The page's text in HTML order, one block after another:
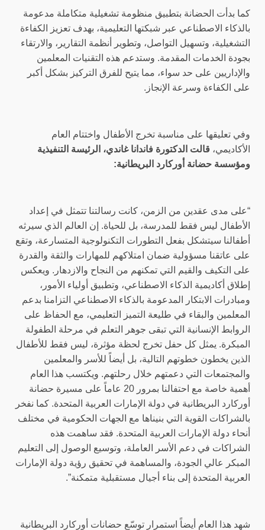
كما بدأت الحضانة بتطبيق منظومة تشغيلية متكاملة مدعومة
بالذكاء الاصطناعي عبر شبكتها التعليمية، بهدف تعزيز الكفاءة
التشغيلية، وتسهيل التواصل، وتطوير أنظمة التقارير، والارتقاء
بجودة الخدمات المقدمة. وستدعم هذه التقنيات المعلمين
والإداريين على حد سواء، مما يتيح للفرق التركيز بشكل أكبر
على الكفاءة وسرعة الإنجاز.
وفي تعليقها على مناسبة تخرج الأطفال واختتام العام
الأكاديمي، قالت الدكتورة فاندانا غاندي، الرئيسة التنفيذية
ومؤسسة حضانة أوركارد البريطانية:
“على مدى عقدين من الزمن، كانت رسالتنا تتمثل في إعداد
الأطفال ليس فقط للمدرسة، بل للحياة. إن العالم الذي سيرثه
أطفالنا سيتشكل بفعل التطورات التكنولوجية المتسارعة، وتقع
على عاتقنا مسؤولية ضمان امتلاكهم للمهارات والثقة والقدرة
على التكيف والقيم التي تمكنهم من النجاح والازدهار. ويعكس
إطلاق أكاديمية الذكاء الاصطناعي، وتطبيق أولياء الأمور،
ومبادرات الابتكار المدعومة بالذكاء الاصطناعي التزامنا بدعم
المعلمين والبقاء في طليعة التميز التعليمي، مع الحفاظ على
الروابط الإنسانية التي تبقى جوهر التعلم في مرحلة الطفولة
المبكرة. يمثل كل حفل تخرج لحظة مؤثرة، ليس فقط للأطفال
الذين يخطون خطوتهم التالية، بل أيضاً للأسر والمعلمين
والمجتمعات التي دعمتهم خلال رحلتهم. ويكتسب هذا العام
أهمية خاصة مع احتفالنا بمرور 20 عاماً على مسيرة حضانة
أوركارد البريطانية في دولة الإمارات العربية المتحدة. كما نفخر
بالشراكات القوية التي بنيناها مع الجهات الحكومية في مختلف
أنحاء دولة الإمارات العربية المتحدة. فقد ساهمت هذه
الشراكات في دعم الأسر العاملة، وتوسيع الوصول إلى التعليم
المبكر عالي الجودة، والمساهمة في تحقيق رؤية دولة الإمارات
العربية المتحدة إلى بناء أجيال مستقبلية متمكنة”.
شهد هذا العام أيضاً استمرار توسّع حضانات أوركارد البريطانية